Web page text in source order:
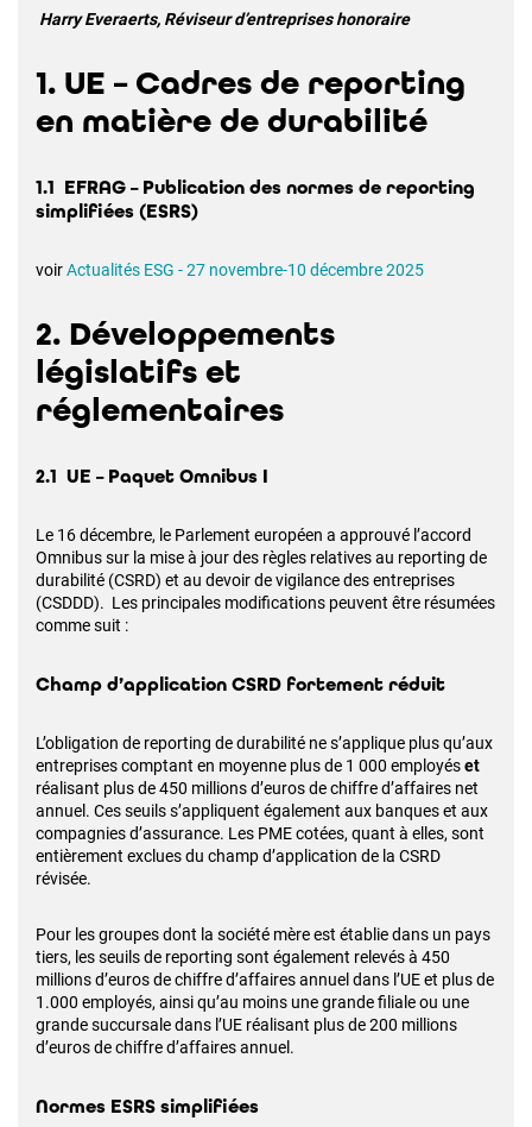
Harry Everaerts, Réviseur d’entreprises honoraire
1. UE – Cadres de reporting
en matière de durabilité
1.1 EFRAG – Publication des normes de reporting
simplifiées (ESRS)
voirActualités ESG - 27 novembre-10 décembre 2025
2. Développements
législatifs et
réglementaires
2.1 UE – Paquet Omnibus I
Le 16 décembre, le Parlement européen a approuvé l’accord
Omnibus sur la mise à jour des règles relatives au reporting de
durabilité (CSRD) et au devoir de vigilance des entreprises
(CSDDD). Les principales modifications peuvent être résumées
comme suit :
Champ d’application CSRD fortement réduit
L’obligation de reporting de durabilité ne s’applique plus qu’aux
entreprises comptant en moyenne plus de 1 000 employéset
réalisant plus de 450 millions d’euros de chiffre d’affaires net
annuel. Ces seuils s’appliquent également aux banques et aux
compagnies d’assurance. Les PME cotées, quant à elles, sont
entièrement exclues du champ d’application de la CSRD
révisée.
Pour les groupes dont la société mère est établie dans un pays
tiers, les seuils de reporting sont également relevés à 450
millions d’euros de chiffre d’affaires annuel dans l’UE et plus de
1.000 employés, ainsi qu’au moins une grande filiale ou une
grande succursale dans l’UE réalisant plus de 200 millions
d’euros de chiffre d’affaires annuel.
Normes ESRS simplifiées